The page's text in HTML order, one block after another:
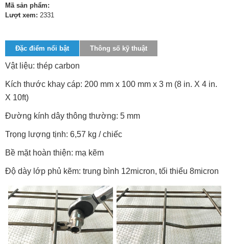
Mã sản phẩm:
Lượt xem: 2331
Đặc điểm nổi bật Thông số kỹ thuật
Vật liệu: thép carbon
Kích thước khay cáp: 200 mm x 100 mm x 3 m (8 in. X 4 in.
X 10ft)
Đường kính dây thông thường: 5 mm
Trọng lượng tịnh: 6,57 kg / chiếc
Bề mặt hoàn thiện: mạ kẽm
Độ dày lớp phủ kẽm: trung bình 12micron, tối thiểu 8micron